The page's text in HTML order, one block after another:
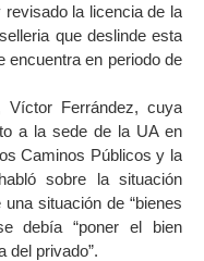
revisado la licencia de la
que deslinde esta
encuentra en periodo de
Víctor Ferrández, cuya
a la sede de la UA en
Caminos Públicos y la
sobre la situación
situación de “bienes
debía “poner el bien
del privado”.